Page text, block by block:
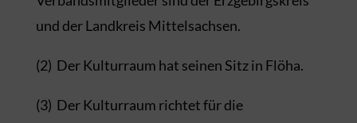
und der Landkreis Mittelsachsen.
(2) Der Kulturraum hat seinen Sitz in Flöha.
(3) Der Kulturraum richtet für die